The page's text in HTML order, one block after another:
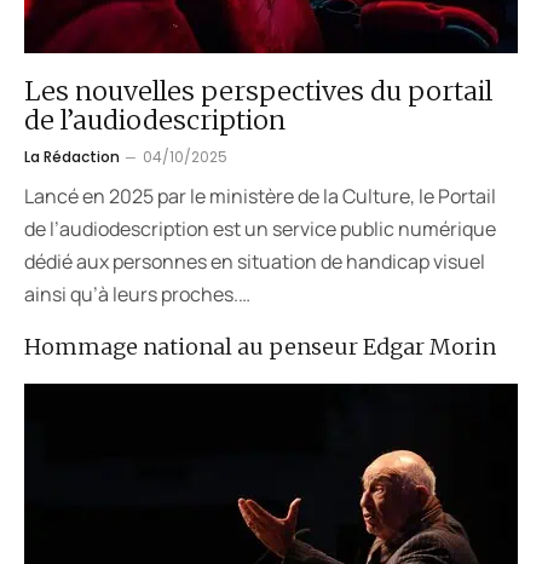
Hommage national au penseur Edgar Morin
Les nouvelles perspectives du portail
de l’audiodescription
La Rédaction 04/10/2025
Lancé en 2025 par le ministère de la Culture, le Portail
de l’audiodescription est un service public numérique
dédié aux personnes en situation de handicap visuel
ainsi qu’à leurs proches.…